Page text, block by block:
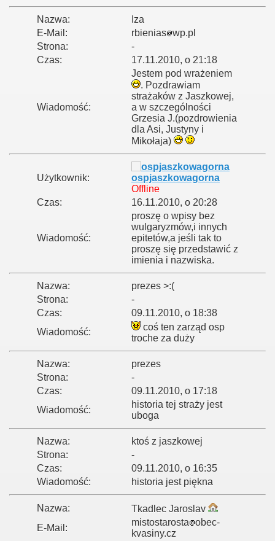
Nazwa:
Iza
E-Mail:
rbienias wp.pl
Strona:
-
Czas:
17.11.2010, o 21:18
Wiadomość:
Jestem pod wrażeniem
. Pozdrawiam
strażaków z Jaszkowej,
a w szczególności
Grzesia J.(pozdrowienia
dla Asi, Justyny i
Mikołaja)
Użytkownik:
ospjaszkowagorna
Offline
Czas:
16.11.2010, o 20:28
Wiadomość:
proszę o wpisy bez
wulgaryzmów,i innych
epitetów,a jeśli tak to
proszę się przedstawić z
imienia i nazwiska.
Nazwa:
prezes >:(
Strona:
-
Czas:
09.11.2010, o 18:38
Wiadomość:
coś ten zarząd osp
troche za duży
Nazwa:
prezes
Strona:
-
Czas:
09.11.2010, o 17:18
Wiadomość:
historia tej straży jest
uboga
Nazwa:
ktoś z jaszkowej
Strona:
-
Czas:
09.11.2010, o 16:35
Wiadomość:
historia jest piękna
Nazwa:
Tkadlec Jaroslav
E-Mail:
mistostarosta
obec-
kvasiny.cz